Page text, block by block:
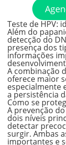
Teste de HPV:
Além do
detecção do
presença dos
informações
A combinação
oferece maior
especialmente
a persistência
Como se
A prevenção
dois níveis
detectar
surgir. Ambas
importantes e